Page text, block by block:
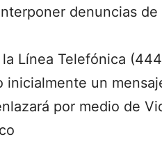
denuncias
Línea Telefónica
inicialmente un
por medio de